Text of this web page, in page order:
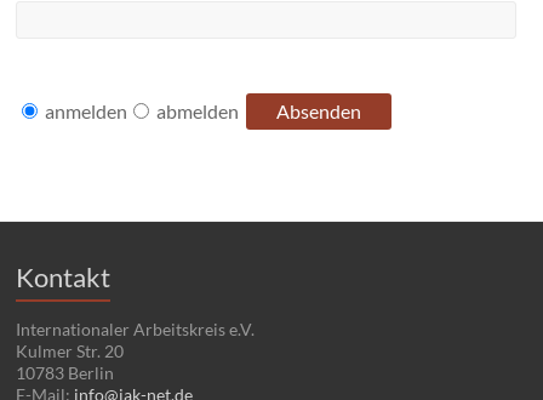
anmelden abmelden
Kontakt
Internationaler Arbeitskreis e.V.
Kulmer Str. 20
10783 Berlin
E-Mail: info@iak-net.de